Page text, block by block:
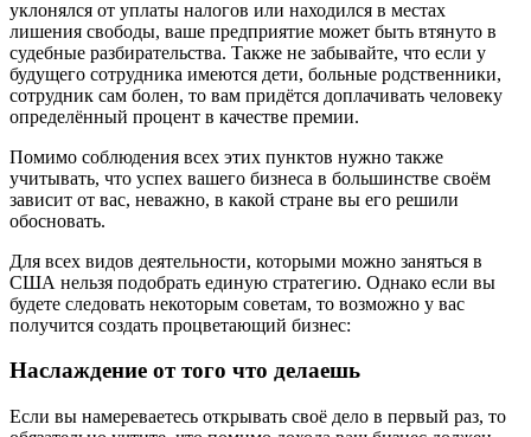
уклонялся от уплаты налогов или находился в местах
лишения свободы, ваше предприятие может быть втянуто в
судебные разбирательства. Также не забывайте, что если у
будущего сотрудника имеются дети, больные родственники,
сотрудник сам болен, то вам придётся доплачивать человеку
определённый процент в качестве премии.
Помимо соблюдения всех этих пунктов нужно также
учитывать, что успех вашего бизнеса в большинстве своём
зависит от вас, неважно, в какой стране вы его решили
обосновать.
Для всех видов деятельности, которыми можно заняться в
США нельзя подобрать единую стратегию. Однако если вы
будете следовать некоторым советам, то возможно у вас
получится создать процветающий бизнес:
Наслаждение от того что делаешь
Если вы намереваетесь открывать своё дело в первый раз, то